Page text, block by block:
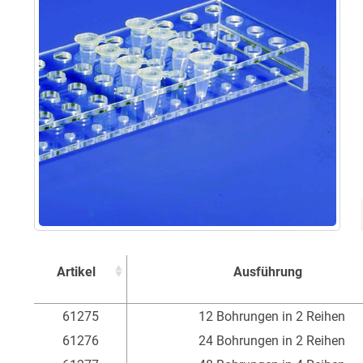
Artikel Ausführung
Artikel Ausführung
61275 12 Bohrungen in 2 Reihen
61276
24 Bohrungen in 2 Reihen